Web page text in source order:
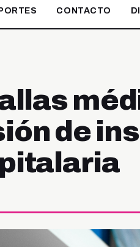
CONTACTO
de